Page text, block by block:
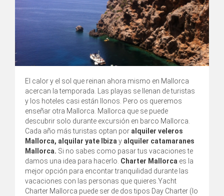
El calor y el sol que reinan ahora mismo en Mallorca
acercan la temporada. Las playas se llenan de turistas
y los hoteles casi están llonos. Pero os queremos
enseñar otra Mallorca. Mallorca que se puede
descubrir solo durante excursión en barco Mallorca.
Cada año más turistas optan por alquiler veleros
Mallorca, alquilar yate Ibizay alquiler catamaranes
Mallorca. Si no sabes como pasar tus vacaciones te
damos una idea para hacerlo. Charter Mallorca es la
mejor opción para encontar tranquilidad durante las
vacaciones con las personas que quieres.Yacht
Charter Mallorca puede ser de dos tipos Day Charter (lo